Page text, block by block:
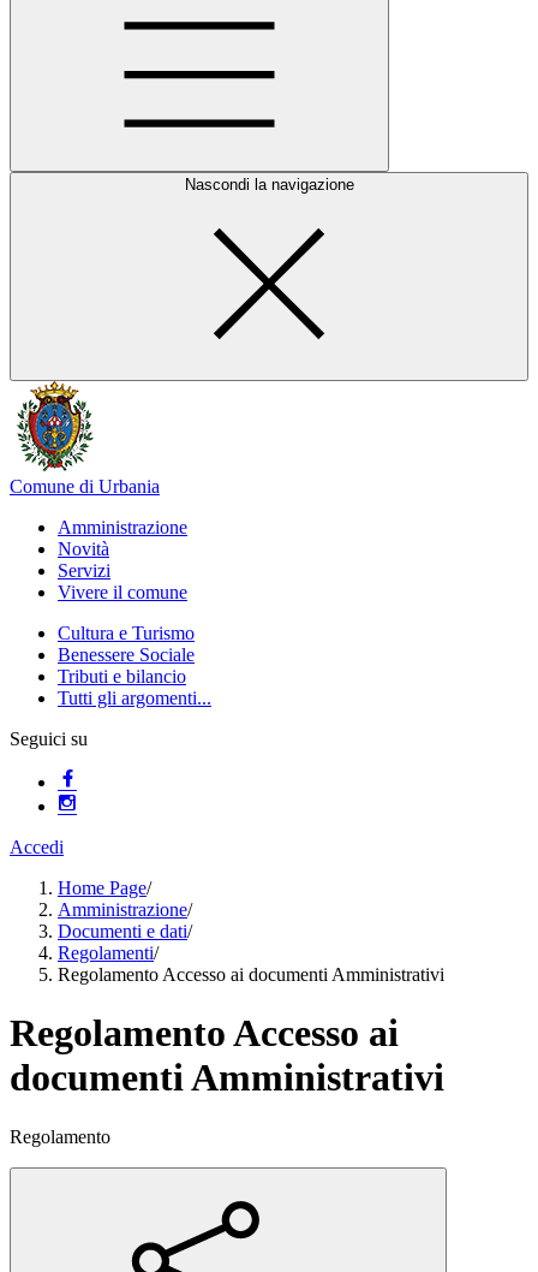
Nascondi la navigazione
Comune di Urbania
Amministrazione
Novità
Servizi
Vivere il comune
Cultura e Turismo
Benessere Sociale
Tributi e bilancio
Tutti gli argomenti...
Seguici su
Accedi
Home Page/
Amministrazione/
Documenti e dati/
Regolamenti/
Regolamento Accesso ai documenti Amministrativi
Regolamento Accesso ai
documenti Amministrativi
Regolamento